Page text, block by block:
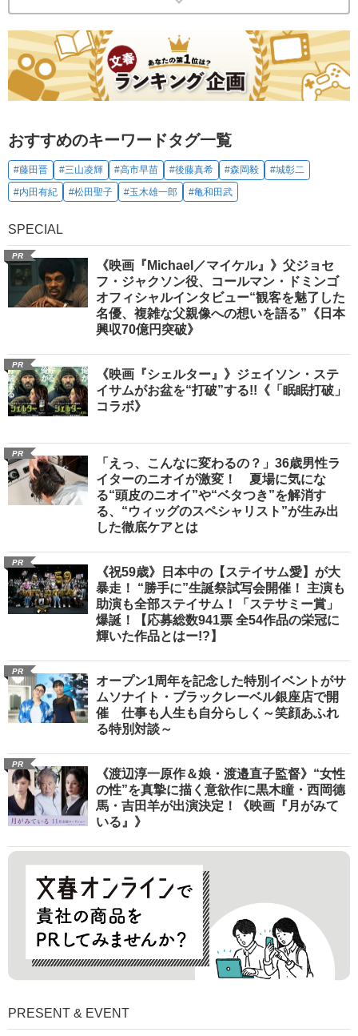
おすすめのキーワードタグ一覧
#藤田晋 #三山凌輝 #高市早苗 #後藤真希 #森岡毅
#城彰二
#内田有紀
#松田聖子 #玉木雄一郎 #亀和田武
SPECIAL
PR
《映画『Michael／マイケル』》父ジョセ
フ・ジャクソン役、コールマン・ドミンゴ
オフィシャルインタビュー“観客を魅了した
名優、複雑な父親像への想いを語る”《日本
興収70億円突破》
PR
《映画『シェルター』》ジェイソン・ステ
イサムがお盆を“打破”する!!《「眠眠打破」
コラボ》
PR
「えっ、こんなに変わるの？」36歳男性ラ
イターのニオイが激変！ 夏場に気にな
る“頭皮のニオイ”や“ベタつき”を解消す
る、“ウィッグのスペシャリスト”が生み出
した徹底ケアとは
PR
《祝59歳》日本中の【ステイサム愛】が大
暴走！ “勝手に”生誕祭試写会開催！ 主演も
助演も全部ステイサム！「ステサミー賞」
爆誕！【応募総数941票 全54作品の栄冠に
輝いた作品とはー!?】
PR
オープン1周年を記念した特別イベントがサ
ムソナイト・ブラックレーベル銀座店で開
催 仕事も人生も自分らしく～笑顔あふれ
る特別対談～
PR
《渡辺淳一原作＆娘・渡邉直子監督》“女性
の性”を真摯に描く意欲作に黒木瞳・西岡德
馬・吉田羊が出演決定！《映画『月がみて
いる』》
PRESENT & EVENT